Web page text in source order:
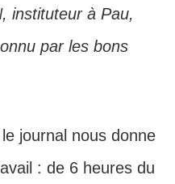
instituteur à Pau,
par les bons
journal nous donne
: de 6 heures du